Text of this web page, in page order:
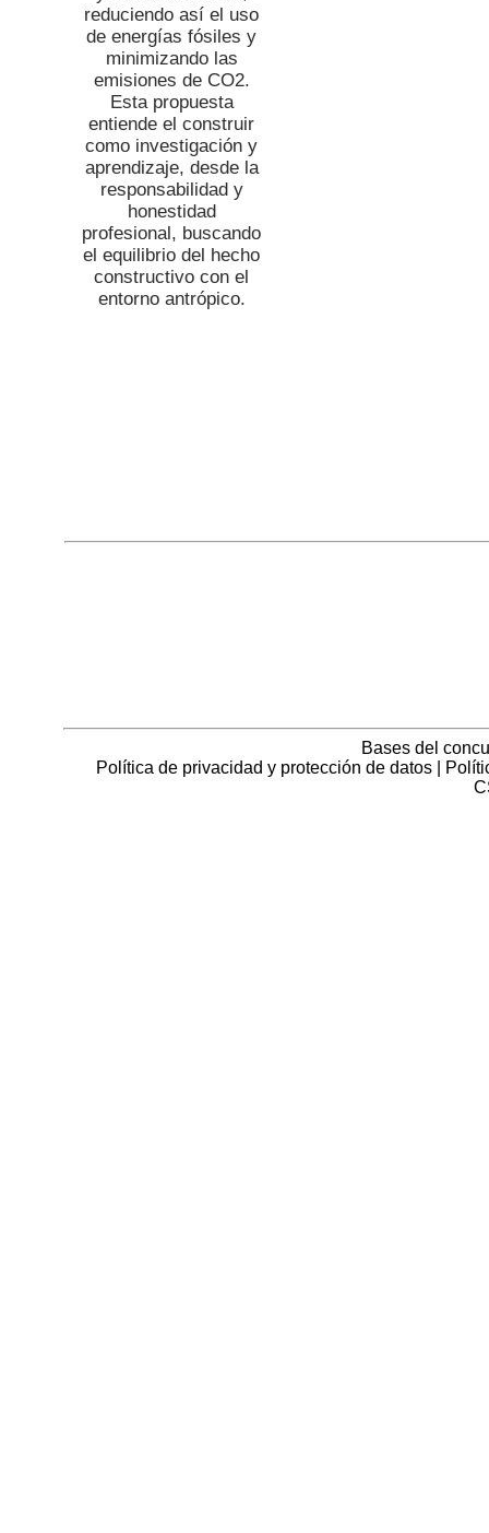
reduciendo así el uso
de energías fósiles y
minimizando las
emisiones de CO2.
Esta propuesta
entiende el construir
como investigación y
aprendizaje, desde la
responsabilidad y
honestidad
profesional, buscando
el equilibrio del hecho
constructivo con el
entorno antrópico.
Bases del
Política de privacidad y protección de datos